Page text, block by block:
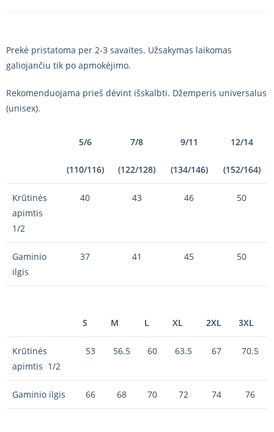
Prekė pristatoma per 2-3 savaites. Užsakymas laikomas
galiojančiu tik po apmokėjimo.
Rekomenduojama prieš dėvint išskalbti. Džemperis universalus
(unisex).
5/6
(110/116)
7/8
(122/128)
9/11
(134/146)
12/14
(152/164)
Krūtinės
apimtis
1/2
40 43 46 50
Gaminio
ilgis
37 41 45 50
S M L XL 2XL 3XL
Krūtinės
apimtis 1/2
53 56.5 60 63.5 67 70.5
Gaminio ilgis 66 68 70 72 74 76